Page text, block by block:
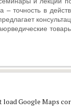
– точность в
load Google Maps